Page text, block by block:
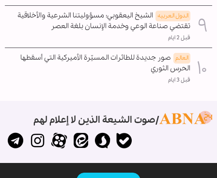
الدول العربیه الشيخ اليعقوبي: مسؤوليتنا الشرعية والأخلاقية
تقتضي صناعة الوعي وخدمة الإنسان بلغة العصر
قبل 2 ايام
العالم صور جديدة للطائرات المسيّرة الأميركية التي أسقطها
الحرس الثوري
قبل 3 ايام
صوت الشيعة الذين لا إعلام لهم